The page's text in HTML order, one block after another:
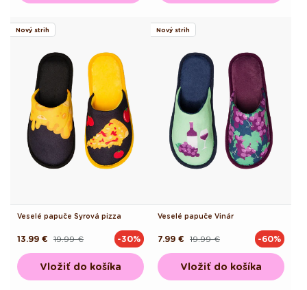
Nový strih
Veselé papuče Syrová pizza
Pôvodná19.99 €
Akciová
13.99 € -30%
Vložiť do košíka
Nový strih
Veselé papuče Vinár
Pôvodná19.99 €
Akciová
7.99 € -60%
Vložiť do košíka